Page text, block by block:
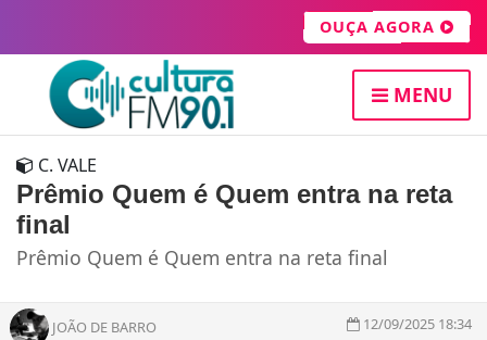
OUÇA AGORA
MENU
C. VALE
Prêmio Quem é Quem entra na reta
final
Prêmio Quem é Quem entra na reta final
JOÃO DE BARRO 12/09/2025 18:34